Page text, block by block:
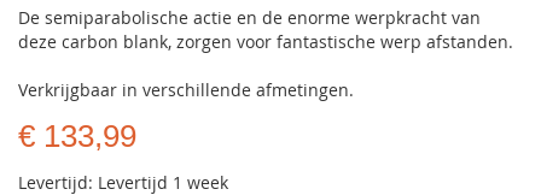
De semiparabolische actie en de enorme werpkracht van
deze carbon blank, zorgen voor fantastische werp afstanden.
Verkrijgbaar in verschillende afmetingen.
€ 133,99
Levertijd: Levertijd 1 week